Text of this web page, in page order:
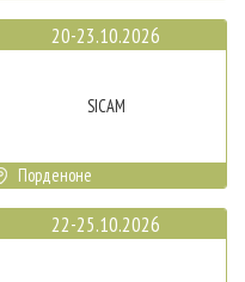
20-23.10.2026
SICAM
Порденоне
22-25.10.2026